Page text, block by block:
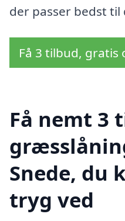
der passer bedst til
Få 3 tilbud,
Få nemt 3
Snede, du
tryg ved